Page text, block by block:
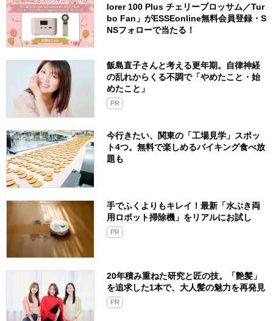
lorer 100 Plus チェリーブロッサム／Tur
bo Fan」がESSEonline無料会員登録・S
NSフォローで当たる！
飯島直子さんと考える更年期。自律神経
の乱れからくる不調で「やめたこと・始
めたこと」
PR
今行きたい、関東の「工場見学」スポッ
ト4つ。無料で楽しめるバイキング食べ放
題も
手でふくよりもキレイ！最新「水ぶき両
用ロボット掃除機」をリアルにお試し
PR
20年積み重ねた研究と匠の技。「艶髪」
を追求した1本で、大人髪の魅力を再発見
PR